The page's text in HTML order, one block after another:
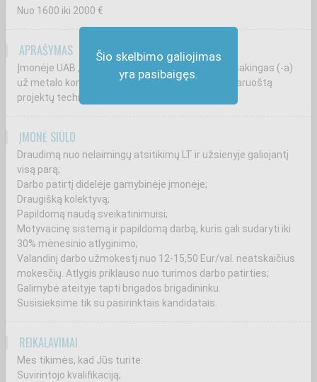
Šio skelbimo galiojimas
yra pasibaigęs.
Nuo 1600 iki 2000 €
APRAŠYMAS
Įmonėje UAB „Marine Technology“ Jūs būsite atsakingas (-a)
už metalo konstrukcijų surinkimo darbus pagal paruoštą
projektų techninę dokumentaciją.
ĮMONĖ SIŪLO
Draudimą nuo nelaimingų atsitikimų LT ir užsienyje galiojantį
visą parą;
Darbo patirtį didelėje gamybinėje įmonėje;
Draugišką kolektyvą;
Papildomą naudą sveikatinimuisi;
Motyvacinę sistemą ir papildomą darbą, kuris gali sudaryti iki
30% mėnesinio atlyginimo;
Valandinį darbo užmokestį nuo 12-15,50 Eur/val. neatskaičius
mokesčių. Atlygis priklauso nuo turimos darbo patirties;
Galimybė ateityje tapti brigados brigadininku.
Susisieksime tik su pasirinktais kandidatais.
REIKALAVIMAI
Mes tikimės, kad Jūs turite:
Suvirintojo kvalifikaciją;